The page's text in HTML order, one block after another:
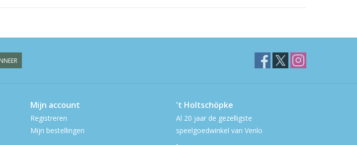
Mijn account
Registreren
Mijn bestellingen
't Holtschöpke
Al 20 jaar de gezelligste
speelgoedwinkel van Venlo